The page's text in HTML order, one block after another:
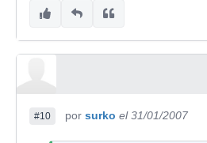
#10 por surko el 31/01/2007